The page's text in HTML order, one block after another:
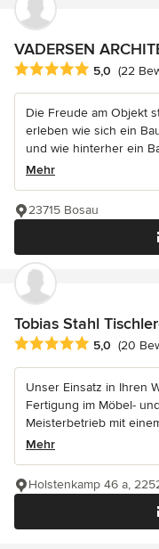
VADERSEN
Durchschnittliche
5,0 (22
Die Freude am Objekt
erleben wie sich ein
und wie hinterher ein
Mehr
23715 Bosau
Tobias Stahl
Durchschnittliche
5,0 (20
Unser Einsatz in Ihren
Fertigung im Möbel-
Meisterbetrieb mit
Mehr
Holstenkamp 46 a,